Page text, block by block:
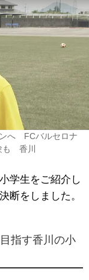
へ FCバルセロナ
も 香川
学生をご紹介し
断をしました。
指す香川の小